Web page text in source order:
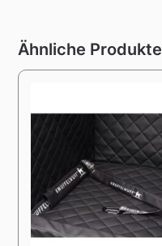
Ähnliche Produkte